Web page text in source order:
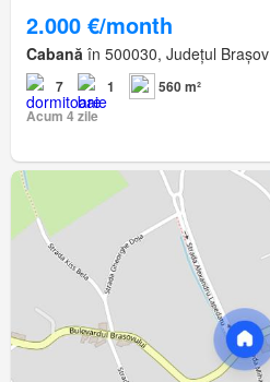
2.000 €/month
Cabană în 500030, Județul Brașov
7 1
560 m²
Acum 4 zile